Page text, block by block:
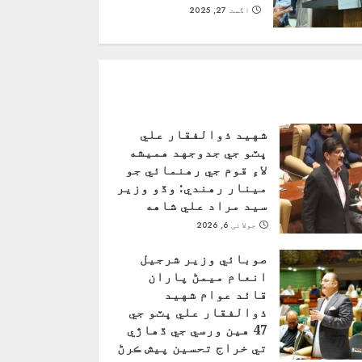
اگست 27, 2025
شهيد ذوالفقار علي
ڀٽو جي جدوجهد هميشه
لاءِ قوم جي رهنمائي جو
مينار رهندي: وڏو وزير
سيد مراد علي شاهه
جولائی 6, 2026
صوبائي وزير شرجيل
انعام ميمڻ پاران
قائد عوام شهيد
ذوالفقار علي ڀٽو جي
47 هين ورسي جي ڏهاڙي
تي خراج تحسين پيش ڪرڻ